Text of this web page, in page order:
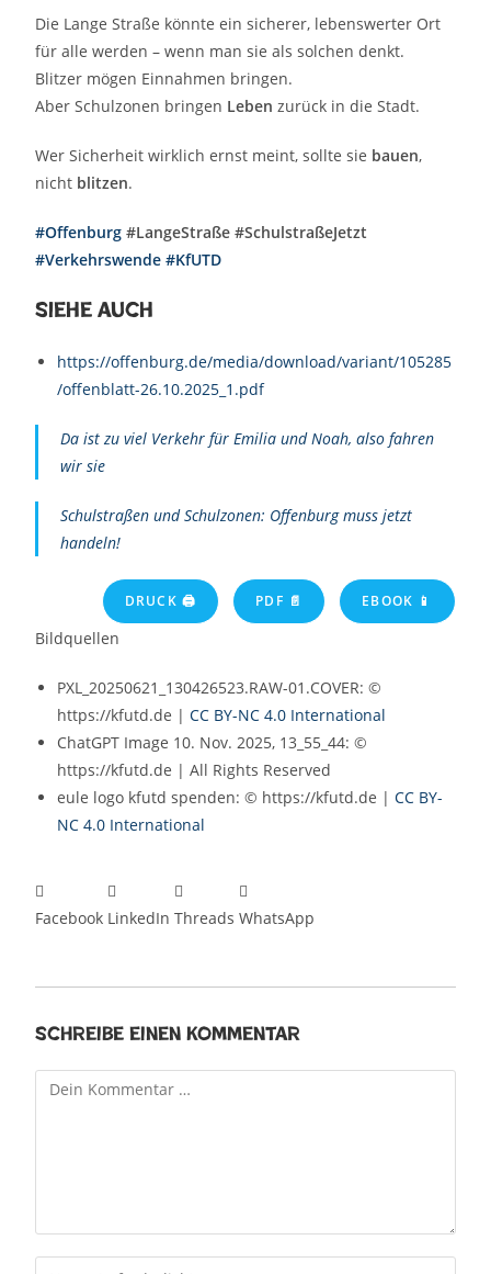
Die Lange Straße könnte ein sicherer, lebenswerter Ort
für alle werden – wenn man sie als solchen denkt.
Blitzer mögen Einnahmen bringen.
Aber Schulzonen bringen Leben zurück in die Stadt.
Wer Sicherheit wirklich ernst meint, sollte sie bauen,
nicht blitzen.
#Offenburg #LangeStraße #SchulstraßeJetzt
#Verkehrswende #KfUTD
Siehe auch
https://offenburg.de/media/download/variant/105285
/offenblatt-26.10.2025_1.pdf
Da ist zu viel Verkehr für Emilia und Noah, also fahren
wir sie
Schulstraßen und Schulzonen: Offenburg muss jetzt
handeln!
DRUCK 🖨 PDF 📄 EBOOK 📱
Bildquellen
PXL_20250621_130426523.RAW-01.COVER: ©
https://kfutd.de |CC BY-NC 4.0 International
ChatGPT Image 10. Nov. 2025, 13_55_44: ©
https://kfutd.de | All Rights Reserved
eule logo kfutd spenden: © https://kfutd.de |CC BY-
NC 4.0 International
Facebook LinkedIn Threads WhatsApp
Schreibe einen Kommentar